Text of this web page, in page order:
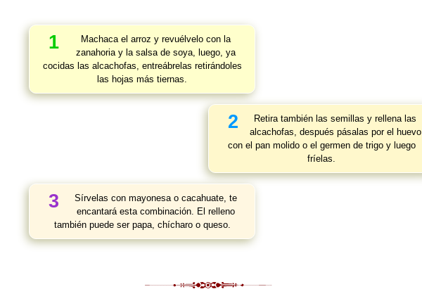
1
Machaca el arroz y revuélvelo con la
zanahoria y la salsa de soya, luego, ya
cocidas las alcachofas, entreábrelas retirándoles
las hojas más tiernas.
2
Retira también las semillas y rellena las
alcachofas, después pásalas por el huevo
con el pan molido o el germen de trigo y luego
fríelas.
3
Sírvelas con mayonesa o cacahuate, te
encantará esta combinación. El relleno
también puede ser papa, chícharo o queso.